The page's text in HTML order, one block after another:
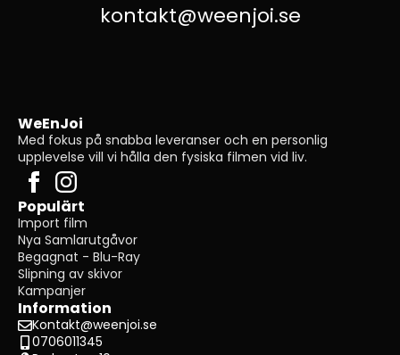
kontakt@weenjoi.se
WeEnJoi
Med fokus på snabba leveranser och en personlig
upplevelse vill vi hålla den fysiska filmen vid liv.
Populärt
Import film
Nya Samlarutgåvor
Begagnat - Blu-Ray
Slipning av skivor
Kampanjer
Information
Kontakt@weenjoi.se
0706011345